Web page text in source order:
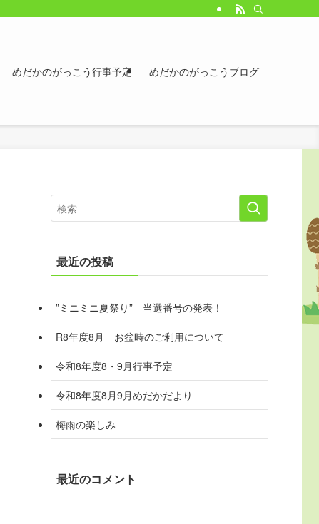
めだかのがっこう行事予定 めだかのがっこうブログ
最近の投稿
”ミニミニ夏祭り” 当選番号の発表！
R8年度8月 お盆時のご利用について
令和8年度8・9月行事予定
令和8年度8月9月めだかだより
梅雨の楽しみ
最近のコメント